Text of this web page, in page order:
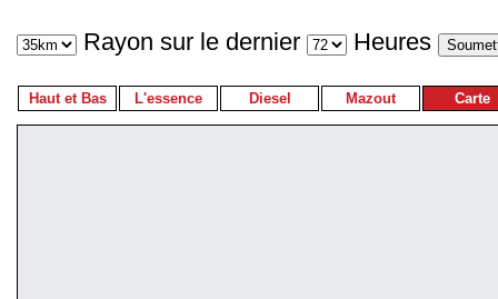
Rayon sur le dernier Heures
Haut et Bas L'essence Diesel Mazout Carte